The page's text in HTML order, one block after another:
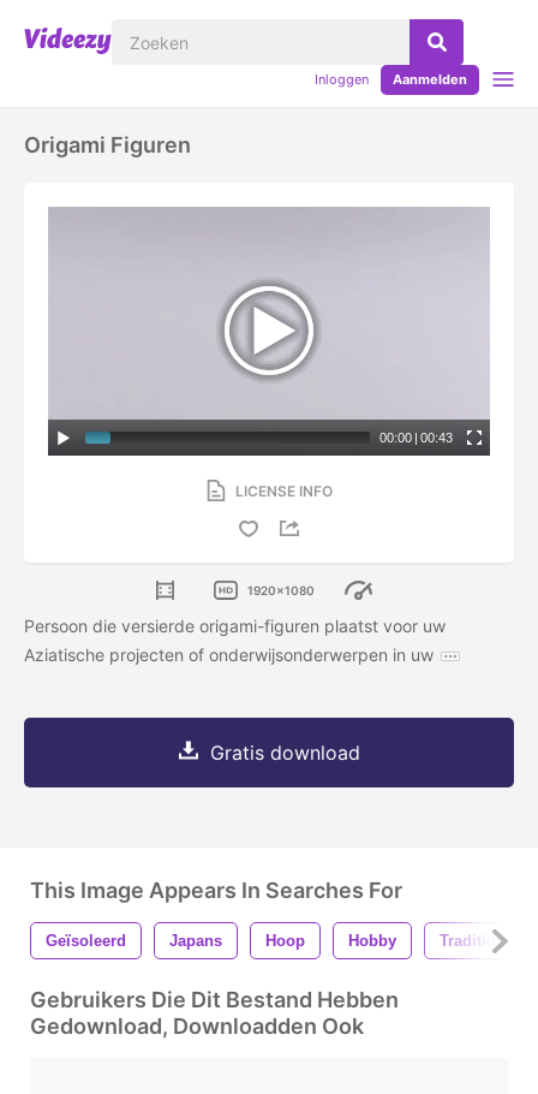
Inloggen Aanmelden
Origami Figuren
00:00 | 00:43
LICENSE INFO
1920x1080
Persoon die versierde origami-figuren plaatst voor uw
Aziatische projecten of onderwijsonderwerpen in uw
Gratis download
This Image Appears In Searches For
Geïsoleerd Japans Hoop Hobby Traditioneel
Gebruikers Die Dit Bestand Hebben
Gedownload, Downloadden Ook